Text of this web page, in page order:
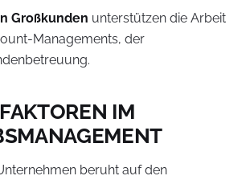
Großkunden unterstützen die Arbeit
Managements, der
IM
beruht auf den